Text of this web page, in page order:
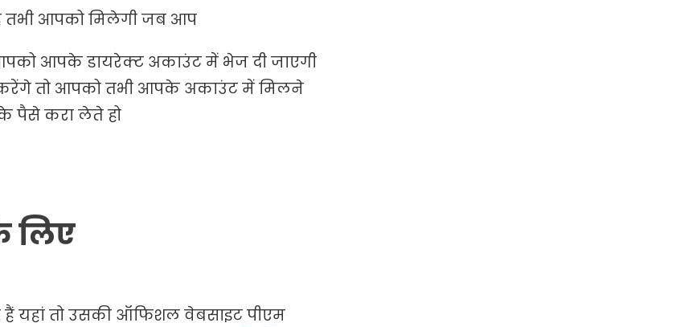
तभी आपको मिलेगी जब आप
आपके डायरेक्ट अकाउंट में भेज दी जाएगी
करेंगे तो आपको तभी आपके अकाउंट में मिलने
पैसे करा लेते हो
लिए
यहां तो उसकी ऑफिशल वेबसाइट पीएम